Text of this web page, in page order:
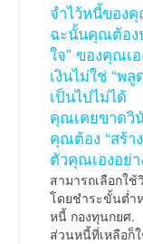
จำไว้หนี้ของ
ฉะนั้นคุณต้อง
ใจ” ของคุณเอ
เงินไม่ใช่ “พลู
เป็นไปไม่ได้
คุณเคยขาดวิ
คุณต้อง “สร้า
ตัวคุณเองอย่
สามารถเลือกใช้
โดยชำระขั้นต่ำ
หนี้ กองทุนกยศ.
ส่วนหนี้ที่เหลือก็ใ